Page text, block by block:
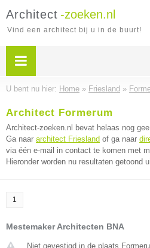
Architect -zoeken.nl
Vind een architect bij u in de buurt!
U bent nu hier: Home » Friesland »
Architect Formerum
Architect-zoeken.nl bevat helaas nog
Ga naar architect Friesland of ga naar
via één e-mail in contact te komen met
Hieronder worden nu resultaten getoond
1
Mestemaker Architecten BNA
Niet gevestigd in de plaats